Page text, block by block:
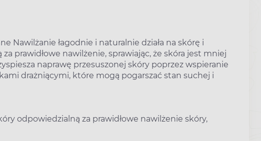
Nawilżanie łagodnie i naturalnie działa na skórę i
prawidłowe nawilżenie, sprawiając, że skóra jest mniej
naprawę przesuszonej skóry poprzez wspieranie
drażniącymi, które mogą pogarszać stan suchej i
odpowiedzialną za prawidłowe nawilżenie skóry,